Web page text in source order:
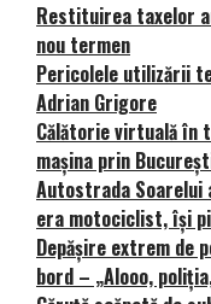
Restituirea taxelor
nou termen
Pericolele utilizării
Adrian Grigore
Călătorie virtuală în
mașina prin
Autostrada Soarelui
era motociclist, își
Depășire extrem de
bord – „Alooo,